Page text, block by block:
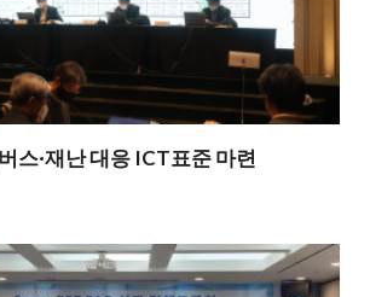
스·재난 대응 ICT표준 마련